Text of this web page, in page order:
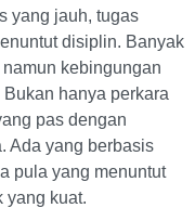
yang jauh, tugas
disiplin. Banyak
kebingungan
hanya perkara
pas dengan
Ada yang berbasis
pula yang menuntut
yang kuat.